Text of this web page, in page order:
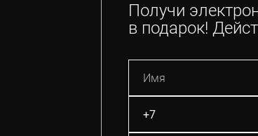
Получи
в подарок!